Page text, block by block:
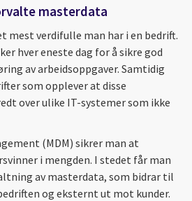
masterdata
mest verdifulle man har i en bedrift.
hver eneste dag for å sikre god
av arbeidsoppgaver. Samtidig
som opplever at disse
over ulike IT-systemer som ikke
(MDM) sikrer man at
i mengden. I stedet får man
av masterdata, som bidrar til
og eksternt ut mot kunder.